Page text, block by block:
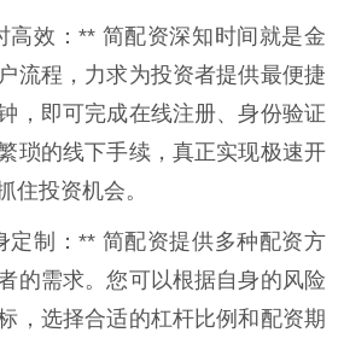
高效：** 简配资深知时间就是金
流程，力求为投资者提供最便捷
，即可完成在线注册、身份验证
琐的线下手续，真正实现极速开
住投资机会。
定制：** 简配资提供多种配资方
的需求。您可以根据自身的风险
，选择合适的杠杆比例和配资期